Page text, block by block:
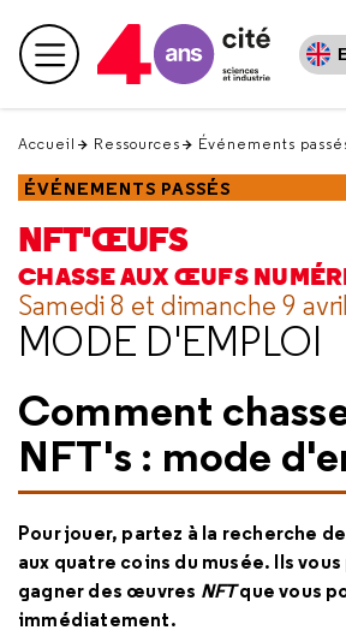
en
haut Menu principal
Accueil Ressources Événements
ÉVÉNEMENTS PASSÉS
NFT'ŒUFS
CHASSE AUX ŒUFS
Samedi 8 et dimanche 9
MODE D'EMPLOI
Comment
NFT's : mode
Pour jouer, partez à la recherche
aux quatre coins du musée. Ils
gagner des œuvres NFTque vous
immédiatement.